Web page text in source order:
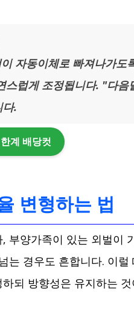
자동이체로 빠져나가
스럽게 조정됩니다. "다
.
계 배당컷
변형하는 법
부양가족이 있는 외벌이
는 경우도 흔합니다. 이
되 방향성은 유지하는